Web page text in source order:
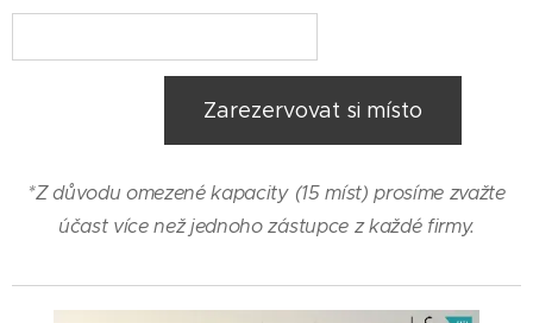
Zarezervovat si místo
*Z důvodu omezené kapacity (15 míst) prosíme zvažte
účast více než jednoho zástupce z každé firmy.